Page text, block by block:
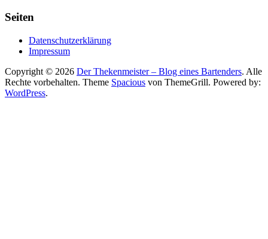
Seiten
Datenschutzerklärung
Impressum
Copyright © 2026 Der Thekenmeister – Blog eines Bartenders. Alle
Rechte vorbehalten. Theme Spacious von ThemeGrill. Powered by:
WordPress.